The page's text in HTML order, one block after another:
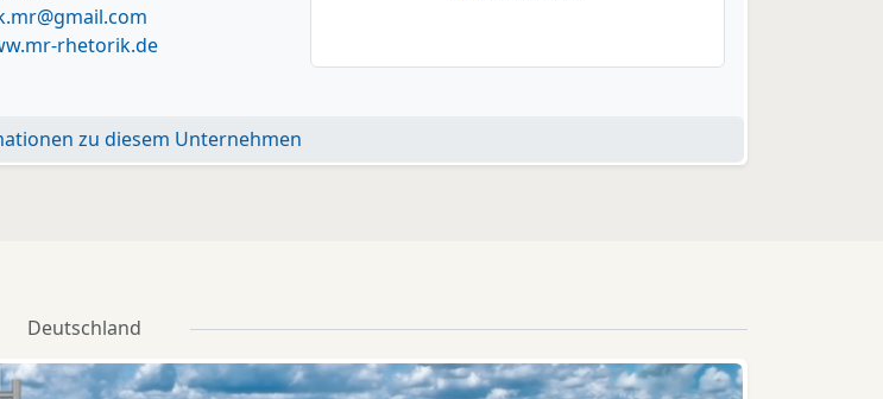
rhetorik.de
zu diesem Unternehmen
Deutschland